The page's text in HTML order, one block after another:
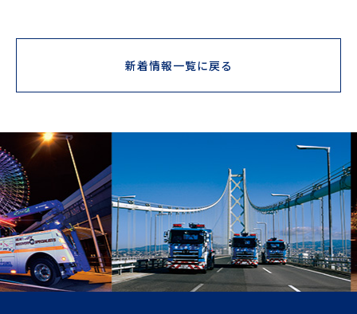
新着情報一覧に戻る